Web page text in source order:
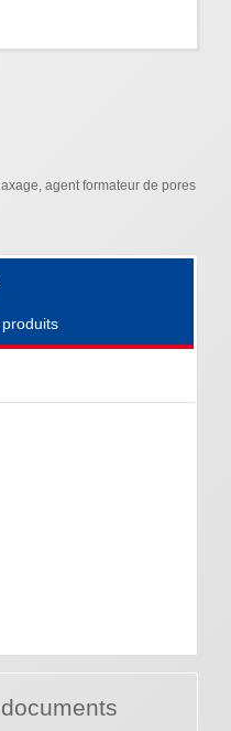
agent formateur de pores